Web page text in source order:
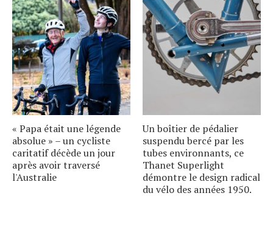
« Papa était une légende
absolue » – un cycliste
caritatif décède un jour
après avoir traversé
l'Australie
Un boîtier de pédalier
suspendu bercé par les
tubes environnants, ce
Thanet Superlight
démontre le design radical
du vélo des années 1950.